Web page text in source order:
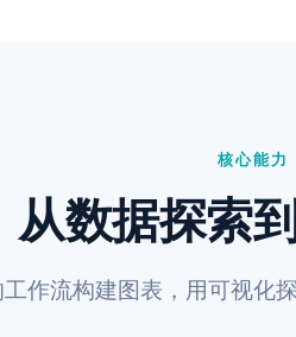
核心能力
从数据探索
作流构建图表，用可视化